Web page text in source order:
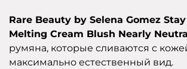
Rare Beauty by Selena Gomez
Melting Cream Blush Nearly
румяна, которые сливаются с
максимально естественный вид.